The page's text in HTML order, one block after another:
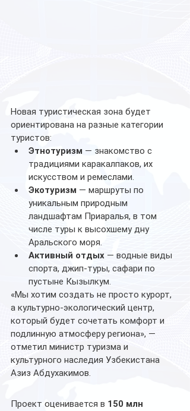
Новая туристическая зона будет
ориентирована на разные категории
туристов:
Этнотуризм — знакомство с
традициями каракалпаков, их
искусством и ремеслами.
Экотуризм — маршруты по
уникальным природным
ландшафтам Приаралья, в том
числе туры к высохшему дну
Аральского моря.
Активный отдых — водные виды
спорта, джип-туры, сафари по
пустыне Кызылкум.
«Мы хотим создать не просто курорт,
а культурно-экологический центр,
который будет сочетать комфорт и
подлинную атмосферу региона», —
отметил министр туризма и
культурного наследия Узбекистана
Азиз Абдухакимов.
Проект оценивается в 150 млн